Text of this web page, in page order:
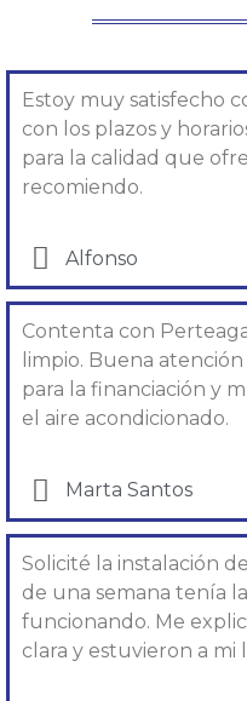
Estoy muy satisfecho
con los plazos y
para la calidad que
recomiendo.
Alfonso​
Contenta con
limpio. Buena
para la financiación y
el aire acondicionado.
Marta Santos
Solicité la instalación
de una semana tenía
funcionando. Me
clara y estuvieron a mi